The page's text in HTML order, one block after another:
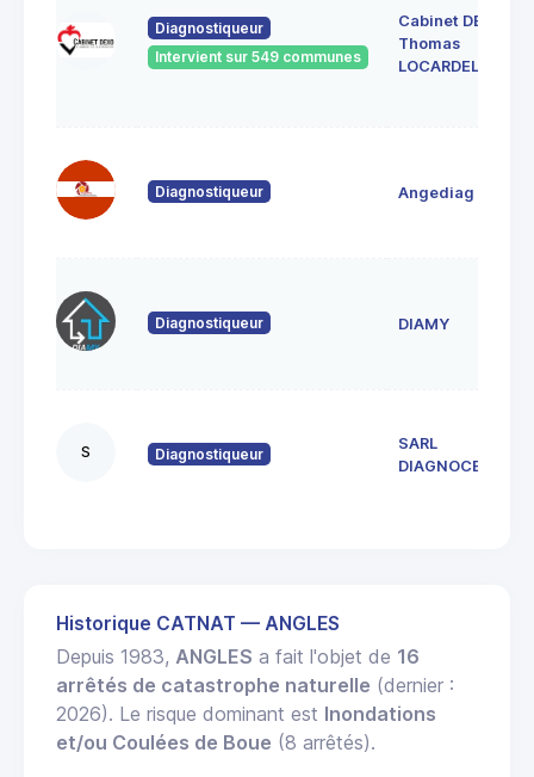
Diagnostiqueur
Intervient sur 549 communes
Cabinet DEXO
Thomas
LOCARDEL
Diagnostiqueur Angediag
Diagnostiqueur DIAMY
S Diagnostiqueur
SARL
DIAGNOCEAN
Historique CATNAT — ANGLES
Depuis 1983, ANGLES a fait l'objet de 16
arrêtés de catastrophe naturelle (dernier :
2026). Le risque dominant est Inondations
et/ou Coulées de Boue (8 arrêtés).